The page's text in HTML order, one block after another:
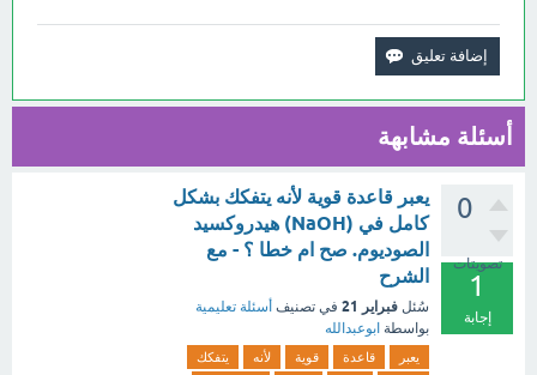
أسئلة مشابهة
0
تصويتات
1
إجابة
يعبر قاعدة قوية لأنه يتفكك بشكل
كامل في (NaOH) هيدروكسيد
الصوديوم. صح ام خطا ؟ - مع
الشرح
سُئل فبراير 21 في تصنيف أسئلة تعليمية
بواسطة ابوعبدالله
يعبر قاعدة قوية لأنه
يتفكك